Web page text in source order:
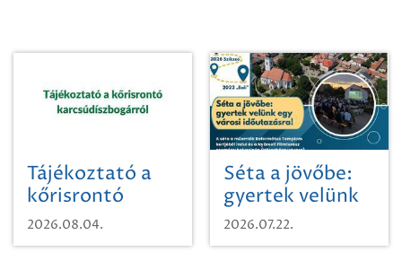
Tájékoztató a
kőrisrontó
karcsúdíszbogárról
2026.08.04.
Séta a jövőbe:
gyertek velünk
egy városi
időutazásra!
2026.07.22.